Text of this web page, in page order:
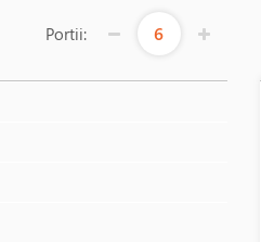
Portii: 6